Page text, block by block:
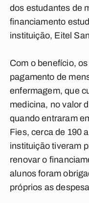
dos estudantes de
financiamento
instituição, Eitel
Com o benefício,
pagamento de
enfermagem, que
medicina, no valor
quando entraram
Fies, cerca de 190
instituição tiveram
renovar o
alunos foram
próprios as